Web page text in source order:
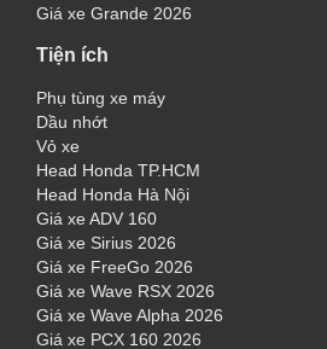
Giá xe Grande 2026
Tiện ích
Phụ tùng xe máy
Dầu nhớt
Vỏ xe
Head Honda TP.HCM
Head Honda Hà Nội
Giá xe ADV 160
Giá xe Sirius 2026
Giá xe FreeGo 2026
Giá xe Wave RSX 2026
Giá xe Wave Alpha 2026
Giá xe PCX 160 2026